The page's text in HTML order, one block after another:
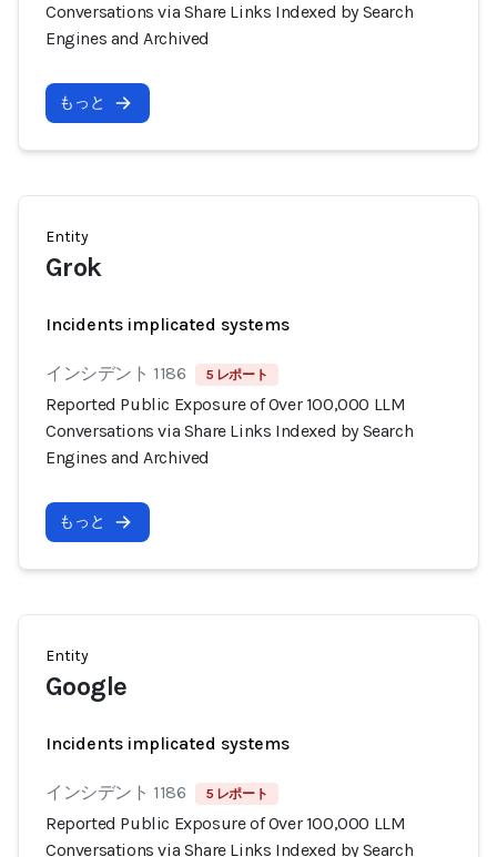
Conversations via Share Links Indexed by Search
Engines and Archived
もっと
Entity
Grok
Incidents implicated systems
インシデント 1186 5 レポート
Reported Public Exposure of Over 100,000 LLM
Conversations via Share Links Indexed by Search
Engines and Archived
もっと
Entity
Google
Incidents implicated systems
インシデント 1186 5 レポート
Reported Public Exposure of Over 100,000 LLM
Conversations via Share Links Indexed by Search